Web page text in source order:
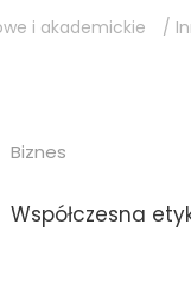
i akademickie /
Biznes
Współczesna